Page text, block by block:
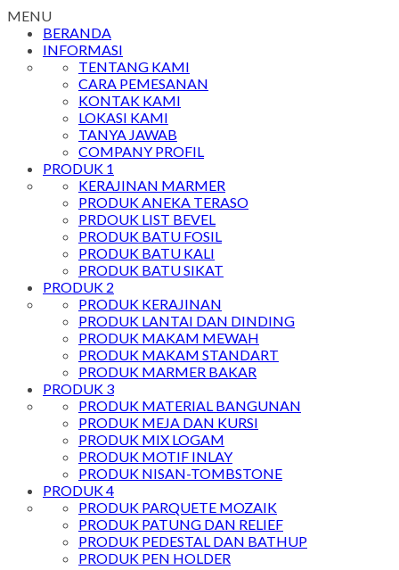
MENU
BERANDA
INFORMASI
TENTANG KAMI
CARA PEMESANAN
KONTAK KAMI
LOKASI KAMI
TANYA JAWAB
COMPANY PROFIL
PRODUK 1
KERAJINAN MARMER
PRODUK ANEKA TERASO
PRDOUK LIST BEVEL
PRODUK BATU FOSIL
PRODUK BATU KALI
PRODUK BATU SIKAT
PRODUK 2
PRODUK KERAJINAN
PRODUK LANTAI DAN DINDING
PRODUK MAKAM MEWAH
PRODUK MAKAM STANDART
PRODUK MARMER BAKAR
PRODUK 3
PRODUK MATERIAL BANGUNAN
PRODUK MEJA DAN KURSI
PRODUK MIX LOGAM
PRODUK MOTIF INLAY
PRODUK NISAN-TOMBSTONE
PRODUK 4
PRODUK PARQUETE MOZAIK
PRODUK PATUNG DAN RELIEF
PRODUK PEDESTAL DAN BATHUP
PRODUK PEN HOLDER